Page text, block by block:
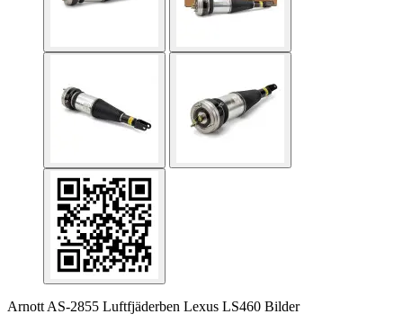
Arnott AS-2855 Luftfjäderben Lexus LS460 Bilder